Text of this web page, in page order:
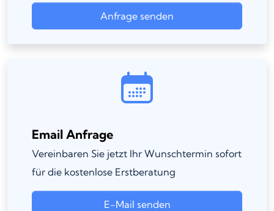
Anfrage senden
Email Anfrage
Vereinbaren Sie jetzt Ihr Wunschtermin sofort
für die kostenlose Erstberatung
E-Mail senden